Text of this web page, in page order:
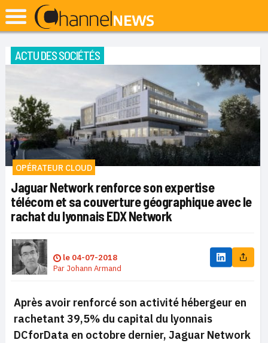
ACTU DES SOCIÉTÉS
OPÉRATEUR CLOUD
Jaguar Network renforce son expertise
télécom et sa couverture géographique avec le
rachat du lyonnais EDX Network
le 04-07-2018
Par Johann Armand
Après avoir renforcé son activité hébergeur en
rachetant 39,5% du capital du lyonnais
DCforData en octobre dernier, Jaguar Network